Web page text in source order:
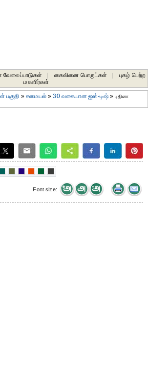
கைவினை பொருட்கள்
புகழ் பெற்ற
மகளிர்கள்
»சமையல்»30 வகையான ஐஸ்-டிஷ்»புதினா
Font size: